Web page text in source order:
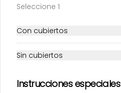
Lomo saltado
Seleccione 1
Con cubiertos
Sin cubiertos
Instrucciones especiales